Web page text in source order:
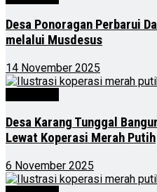
Desa Ponoragan Perbarui
melalui Musdesus
14 November 2025
Desa Karang Tunggal
Lewat Koperasi Merah Putih
6 November 2025